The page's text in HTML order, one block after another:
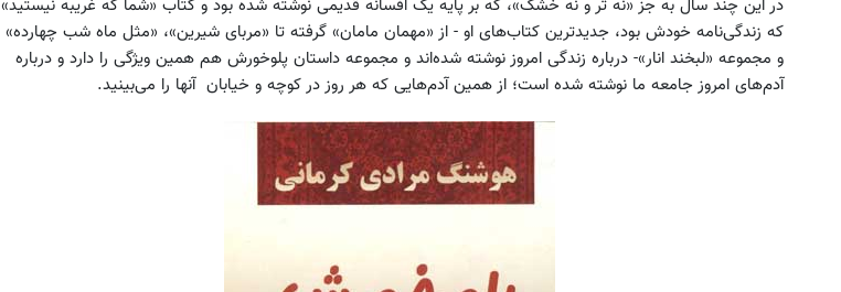
در این چند سال به جز «نه تر و نه خشک»، که بر پایه یک افسانه قدیمی نوشته شده بود و کتاب «شما که غریبه نیستید»
که زندگی‌نامه خودش بود، جدیدترین کتاب‌های او - از «مهمان مامان» گرفته تا «مربای شیرین»، «مثل ماه شب چهارده»
و مجموعه «لبخند انار»- درباره زندگی امروز نوشته شده‌اند و مجموعه داستان پلوخورش هم همین ویژگی را دارد و درباره
آدم‌های امروز جامعه ما نوشته شده است؛ از همین آدم‌هایی که هر روز در کوچه و خیابان آنها را می‌بینید.
ماشین فونیکس fx خودتو اینجا به راحتی
بفروش